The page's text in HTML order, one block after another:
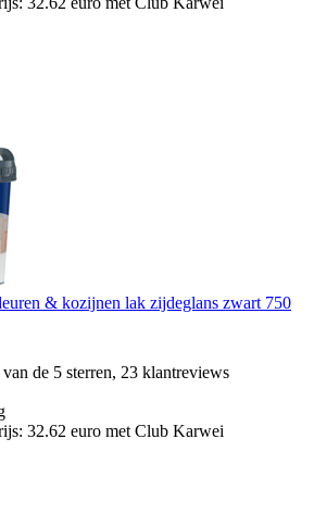
& kozijnen lak zijdeglans zwart 750
de 5 sterren, 23 klantreviews
32.62 euro met Club Karwei